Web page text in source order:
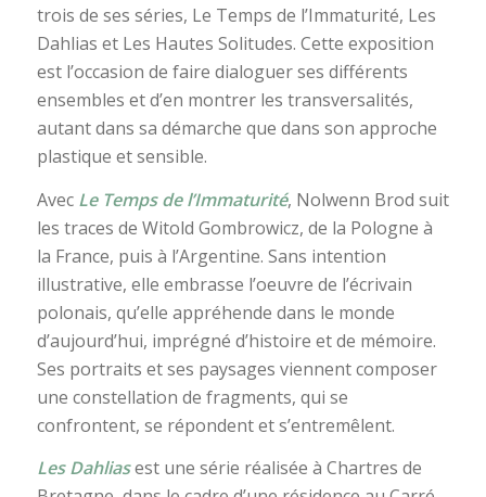
trois de ses séries, Le Temps de l’Immaturité, Les
Dahlias et Les Hautes Solitudes. Cette exposition
est l’occasion de faire dialoguer ses différents
ensembles et d’en montrer les transversalités,
autant dans sa démarche que dans son approche
plastique et sensible.
Avec Le Temps de l’Immaturité, Nolwenn Brod suit
les traces de Witold Gombrowicz, de la Pologne à
la France, puis à l’Argentine. Sans intention
illustrative, elle embrasse l’oeuvre de l’écrivain
polonais, qu’elle appréhende dans le monde
d’aujourd’hui, imprégné d’histoire et de mémoire.
Ses portraits et ses paysages viennent composer
une constellation de fragments, qui se
confrontent, se répondent et s’entremêlent.
Les Dahliasest une série réalisée à Chartres de